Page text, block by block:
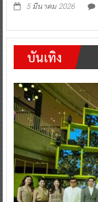
5 มีนาคม 2026
บันเทิง